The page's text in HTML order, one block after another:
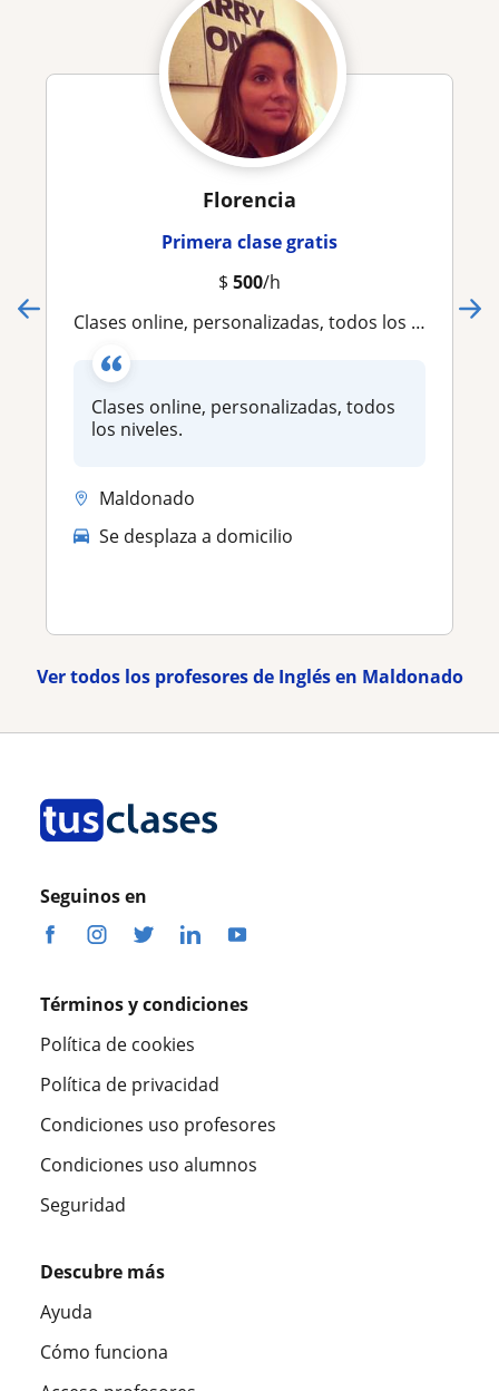
Florencia
Primera clase gratis
$ 500/h
Clases online, personalizadas, todos los niveles
Clases online, personalizadas, todos
los niveles.
Maldonado
Se desplaza a domicilio
Ver todos los profesores de Inglés en Maldonado
Seguinos en
Términos y condiciones
Política de cookies
Política de privacidad
Condiciones uso profesores
Condiciones uso alumnos
Seguridad
Descubre más
Ayuda
Cómo funciona